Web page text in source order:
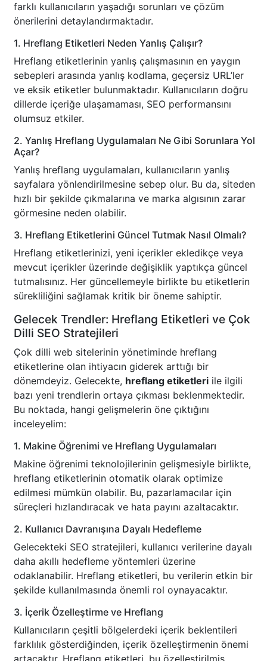
farklı kullanıcıların yaşadığı sorunları ve çözüm
önerilerini detaylandırmaktadır.
1. Hreflang Etiketleri Neden Yanlış Çalışır?
Hreflang etiketlerinin yanlış çalışmasının en yaygın
sebepleri arasında yanlış kodlama, geçersiz URL’ler
ve eksik etiketler bulunmaktadır. Kullanıcıların doğru
dillerde içeriğe ulaşamaması, SEO performansını
olumsuz etkiler.
2. Yanlış Hreflang Uygulamaları Ne Gibi Sorunlara Yol
Açar?
Yanlış hreflang uygulamaları, kullanıcıların yanlış
sayfalara yönlendirilmesine sebep olur. Bu da, siteden
hızlı bir şekilde çıkmalarına ve marka algısının zarar
görmesine neden olabilir.
3. Hreflang Etiketlerini Güncel Tutmak Nasıl Olmalı?
Hreflang etiketlerinizi, yeni içerikler ekledikçe veya
mevcut içerikler üzerinde değişiklik yaptıkça güncel
tutmalısınız. Her güncellemeyle birlikte bu etiketlerin
sürekliliğini sağlamak kritik bir öneme sahiptir.
Gelecek Trendler: Hreflang Etiketleri ve Çok
Dilli SEO Stratejileri
Çok dilli web sitelerinin yönetiminde hreflang
etiketlerine olan ihtiyacın giderek arttığı bir
dönemdeyiz. Gelecekte, hreflang etiketleri ile ilgili
bazı yeni trendlerin ortaya çıkması beklenmektedir.
Bu noktada, hangi gelişmelerin öne çıktığını
inceleyelim:
1. Makine Öğrenimi ve Hreflang Uygulamaları
Makine öğrenimi teknolojilerinin gelişmesiyle birlikte,
hreflang etiketlerinin otomatik olarak optimize
edilmesi mümkün olabilir. Bu, pazarlamacılar için
süreçleri hızlandıracak ve hata payını azaltacaktır.
2. Kullanıcı Davranışına Dayalı Hedefleme
Gelecekteki SEO stratejileri, kullanıcı verilerine dayalı
daha akıllı hedefleme yöntemleri üzerine
odaklanabilir. Hreflang etiketleri, bu verilerin etkin bir
şekilde kullanılmasında önemli rol oynayacaktır.
3. İçerik Özelleştirme ve Hreflang
Kullanıcıların çeşitli bölgelerdeki içerik beklentileri
farklılık gösterdiğinden, içerik özelleştirmenin önemi